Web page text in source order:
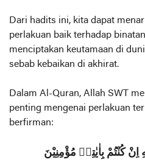
Dari hadits ini, kita dapat
perlakuan baik terhadap
menciptakan keutamaan di
sebab kebaikan di akhirat.
Dalam Al-Quran, Allah SWT
penting mengenai perlakuan
berfirman:
اِنْ كُنْتُمْ بِاٰيٰتِهٖ مُؤْمِنِيْنَ